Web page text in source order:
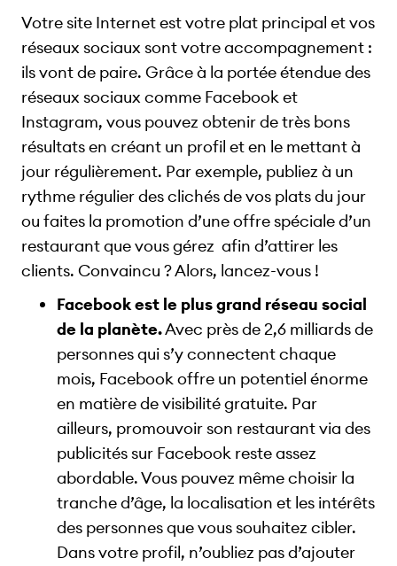
Votre site Internet est votre plat principal et vos
réseaux sociaux sont votre accompagnement :
ils vont de paire. Grâce à la portée étendue des
réseaux sociaux comme Facebook et
Instagram, vous pouvez obtenir de très bons
résultats en créant un profil et en le mettant à
jour régulièrement. Par exemple, publiez à un
rythme régulier des clichés de vos plats du jour
ou faites la promotion d’une offre spéciale d’un
restaurant que vous gérez afin d’attirer les
clients. Convaincu ? Alors, lancez-vous !
Facebook est le plus grand réseau social
de la planète.Avec près de 2,6 milliards de
personnes qui s’y connectent chaque
mois, Facebook offre un potentiel énorme
en matière de visibilité gratuite. Par
ailleurs, promouvoir son restaurant via des
publicités sur Facebook reste assez
abordable. Vous pouvez même choisir la
tranche d’âge, la localisation et les intérêts
des personnes que vous souhaitez cibler.
Dans votre profil, n’oubliez pas d’ajouter